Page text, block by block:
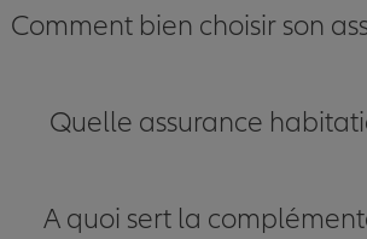
Comment bien choisir son
Quelle assurance
A quoi sert la